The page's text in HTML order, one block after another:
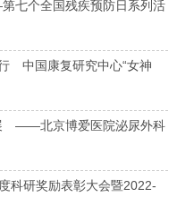
个全国残疾预防日系列活
中国康复研究中心“女神
——北京博爱医院泌尿外科
科研奖励表彰大会暨2022-